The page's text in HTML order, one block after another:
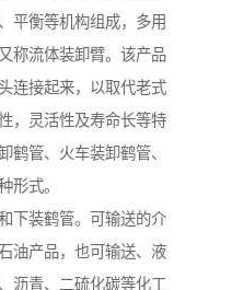
平衡等机构组成，多用
称流体装卸臂。该产品
连接起来，以取代老式
，灵活性及寿命长等特
鹤管、火车装卸鹤管、
形式。
下装鹤管。可输送的介
油产品，也可输送、液
沥青、二硫化碳等化工